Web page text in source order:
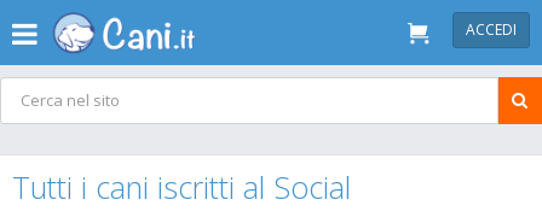
ACCEDI
Tutti i cani iscritti al Social